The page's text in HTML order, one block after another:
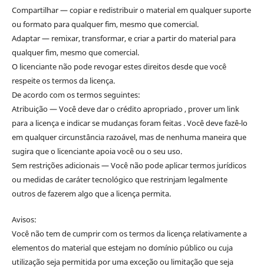
Compartilhar — copiar e redistribuir o material em qualquer suporte
ou formato para qualquer fim, mesmo que comercial.
Adaptar — remixar, transformar, e criar a partir do material para
qualquer fim, mesmo que comercial.
O licenciante não pode revogar estes direitos desde que você
respeite os termos da licença.
De acordo com os termos seguintes:
Atribuição — Você deve dar o crédito apropriado , prover um link
para a licença e indicar se mudanças foram feitas . Você deve fazê-lo
em qualquer circunstância razoável, mas de nenhuma maneira que
sugira que o licenciante apoia você ou o seu uso.
Sem restrições adicionais — Você não pode aplicar termos jurídicos
ou medidas de caráter tecnológico que restrinjam legalmente
outros de fazerem algo que a licença permita.
Avisos:
Você não tem de cumprir com os termos da licença relativamente a
elementos do material que estejam no domínio público ou cuja
utilização seja permitida por uma exceção ou limitação que seja